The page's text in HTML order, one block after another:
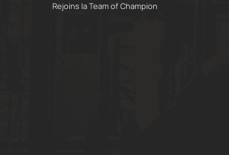
Rejoins la Team of Champion